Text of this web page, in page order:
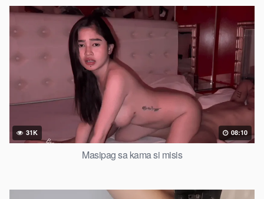
31K 08:10
Masipag sa kama si misis